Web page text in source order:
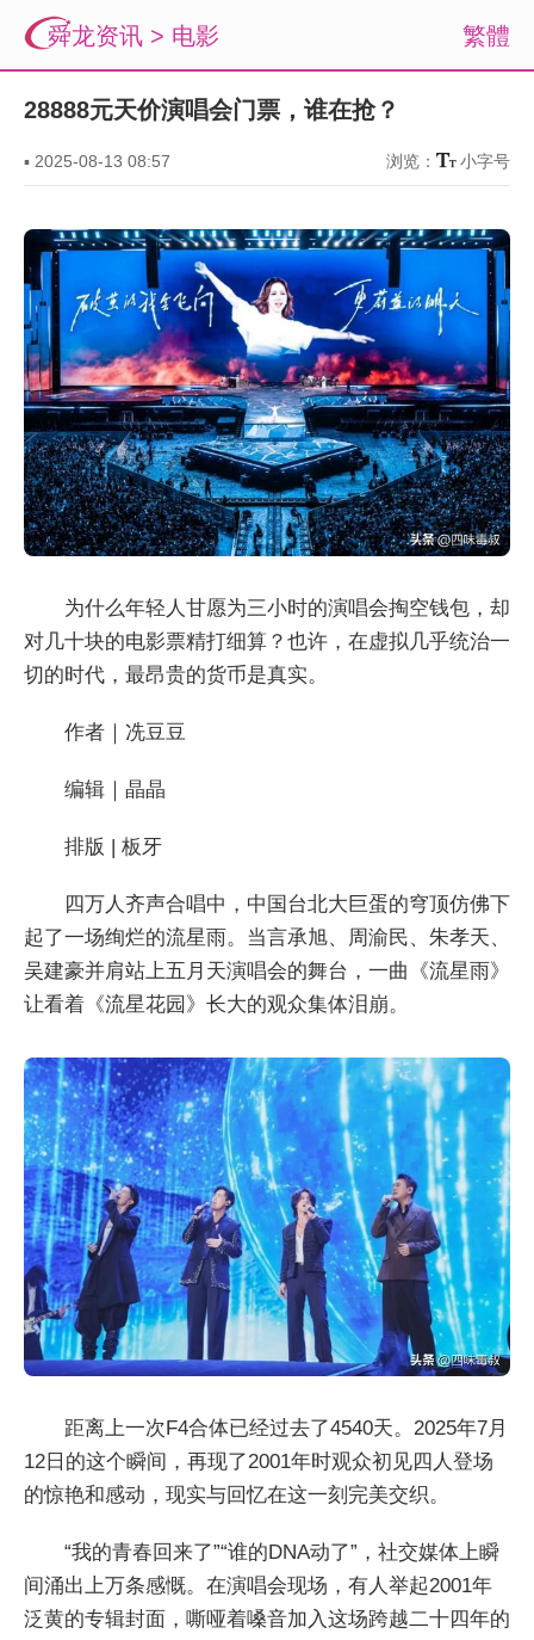
繁體
舜龙资讯 > 电影
28888元天价演唱会门票，谁在抢？
▪ 2025-08-13 08:57 浏览： 小字号
为什么年轻人甘愿为三小时的演唱会掏空钱包，却
对几十块的电影票精打细算？也许，在虚拟几乎统治一
切的时代，最昂贵的货币是真实。
作者｜冼豆豆
编辑｜晶晶
排版 | 板牙
四万人齐声合唱中，中国台北大巨蛋的穹顶仿佛下
起了一场绚烂的流星雨。当言承旭、周渝民、朱孝天、
吴建豪并肩站上五月天演唱会的舞台，一曲《流星雨》
让看着《流星花园》长大的观众集体泪崩。
距离上一次F4合体已经过去了4540天。2025年7月
12日的这个瞬间，再现了2001年时观众初见四人登场
的惊艳和感动，现实与回忆在这一刻完美交织。
“我的青春回来了”“谁的DNA动了”，社交媒体上瞬
间涌出上万条感慨。在演唱会现场，有人举起2001年
泛黄的专辑封面，嘶哑着嗓音加入这场跨越二十四年的